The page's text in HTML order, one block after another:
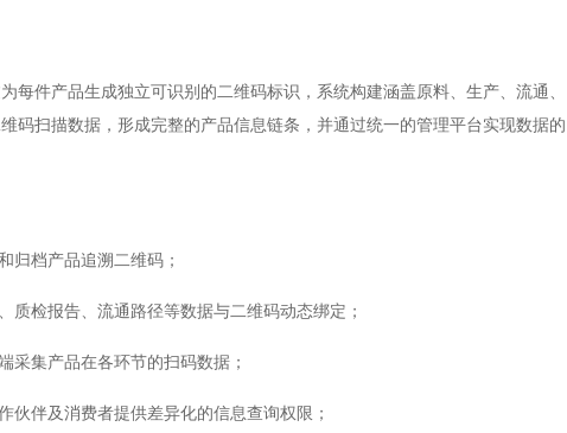
每件产品生成独立可识别的二维码标识，系统构建涵盖原料、生产、流通、
码扫描数据，形成完整的产品信息链条，并通过统一的管理平台实现数据的
档产品追溯二维码；
检报告、流通路径等数据与二维码动态绑定；
集产品在各环节的扫码数据；
伴及消费者提供差异化的信息查询权限；